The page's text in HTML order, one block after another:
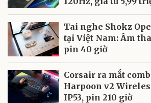
Tai nghe Shokz
tại Việt Nam: Âm
pin 40 giờ
Corsair ra mắt
Harpoon v2
IP53, pin 210 giờ